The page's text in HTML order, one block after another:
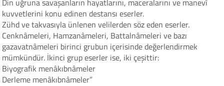
Din uğruna savaşanların hayatlarını, maceralarını ve manevî
kuvvetlerini konu edinen destansı eserler.
Zühd ve takvasıyla ünlenen velilerden söz eden eserler.
Cenknâmeleri, Hamzanâmeleri, Battalnâmeleri ve bazı
gazavatnâmeleri birinci grubun içerisinde değerlendirmek
mümkündür. İkinci grup eserler ise, iki çeşittir:
Biyografik menâkıbnâmeler
Derleme menâkıbnâmeler”